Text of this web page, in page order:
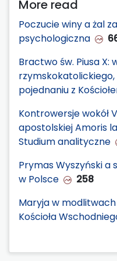
More read
Poczucie winy a żal
psychologiczna
Bractwo św. Piusa X:
rzymskokatolickiego,
pojednaniu z
Kontrowersje wokół
apostolskiej Amoris
Studium analityczne
Prymas Wyszyński a
w Polsce
258
Maryja w
Kościoła